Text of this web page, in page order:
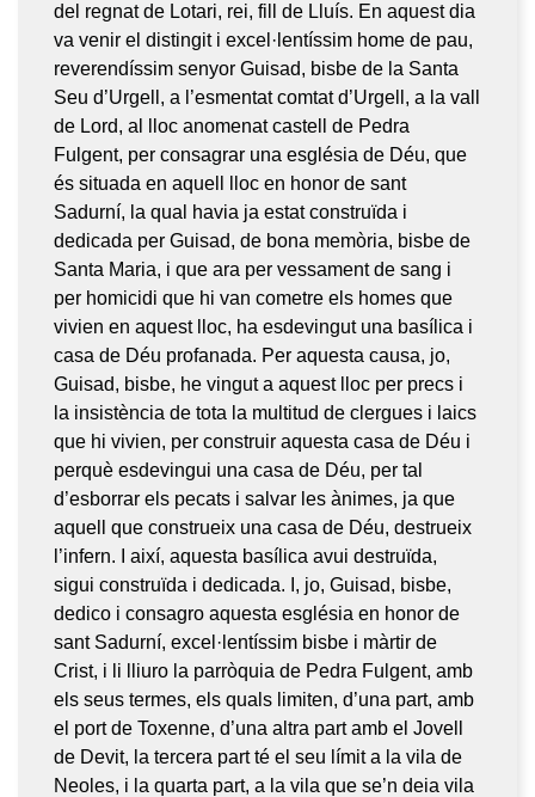
del regnat de Lotari, rei, fill de Lluís. En aquest dia
va venir el distingit i excel·lentíssim home de pau,
reverendíssim senyor Guisad, bisbe de la Santa
Seu d’Urgell, a l’esmentat comtat d’Urgell, a la vall
de Lord, al lloc anomenat castell de Pedra
Fulgent, per consagrar una església de Déu, que
és situada en aquell lloc en honor de sant
Sadurní, la qual havia ja estat construïda i
dedicada per Guisad, de bona memòria, bisbe de
Santa Maria, i que ara per vessament de sang i
per homicidi que hi van cometre els homes que
vivien en aquest lloc, ha esdevingut una basílica i
casa de Déu profanada. Per aquesta causa, jo,
Guisad, bisbe, he vingut a aquest lloc per precs i
la insistència de tota la multitud de clergues i laics
que hi vivien, per construir aquesta casa de Déu i
perquè esdevingui una casa de Déu, per tal
d’esborrar els pecats i salvar les ànimes, ja que
aquell que construeix una casa de Déu, destrueix
l’infern. I així, aquesta basílica avui destruïda,
sigui construïda i dedicada. I, jo, Guisad, bisbe,
dedico i consagro aquesta església en honor de
sant Sadurní, excel·lentíssim bisbe i màrtir de
Crist, i li lliuro la parròquia de Pedra Fulgent, amb
els seus termes, els quals limiten, d’una part, amb
el port de Toxenne, d’una altra part amb el Jovell
de Devit, la tercera part té el seu límit a la vila de
Neoles, i la quarta part, a la vila que se’n deia vila